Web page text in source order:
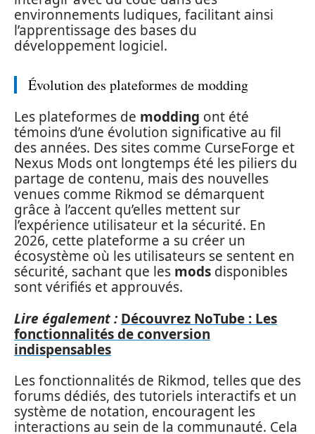
environnements ludiques, facilitant ainsi
l’apprentissage des bases du
développement logiciel.
Évolution des plateformes de modding
Les plateformes de modding ont été
témoins d’une évolution significative au fil
des années. Des sites comme CurseForge et
Nexus Mods ont longtemps été les piliers du
partage de contenu, mais des nouvelles
venues comme Rikmod se démarquent
grâce à l’accent qu’elles mettent sur
l’expérience utilisateur et la sécurité. En
2026, cette plateforme a su créer un
écosystème où les utilisateurs se sentent en
sécurité, sachant que les mods disponibles
sont vérifiés et approuvés.
Lire également : Découvrez NoTube : Les
fonctionnalités de conversion
indispensables
Les fonctionnalités de Rikmod, telles que des
forums dédiés, des tutoriels interactifs et un
système de notation, encouragent les
interactions au sein de la communauté. Cela